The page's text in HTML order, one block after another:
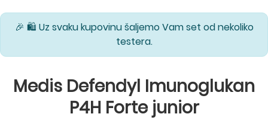
🎉 🛍️ Uz svaku kupovinu šaljemo Vam set od nekoliko
testera.
Medis Defendyl Imunoglukan
P4H Forte junior